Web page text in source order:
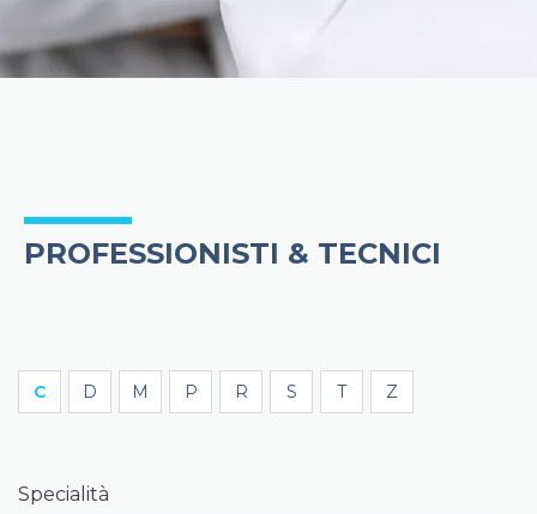
PROFESSIONISTI & TECNICI
C D M P R S T Z
Specialità